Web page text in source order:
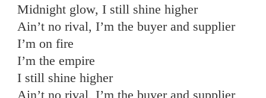
Midnight glow, I still shine higher
Ain’t no rival, I’m the buyer and supplier
I’m on fire
I’m the empire
I still shine higher
Ain’t no rival, I’m the buyer and supplier